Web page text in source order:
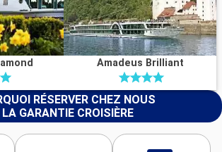
Amadeus Brilliant
RÉSERVER CHEZ NOUS
LA GARANTIE CROISIÈRE